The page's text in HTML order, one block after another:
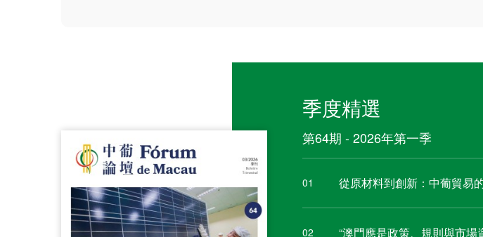
季度精選
第64期 - 2026年第一季
01 從原材料到創新：中葡貿易
02 “澳門應是政策、規則與市場